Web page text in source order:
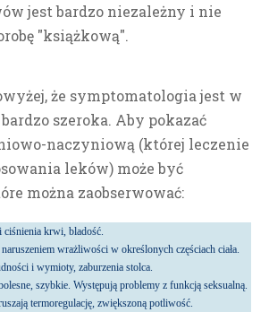
jest bardzo niezależny i nie
"książkową".
że symptomatologia jest w
szeroka. Aby pokazać
naczyniową (której leczenie
leków) może być
można zaobserwować:
ciśnienia krwi, bladość.
wrażliwości w określonych częściach ciała.
i wymioty, zaburzenia stolca.
szybkie. Występują problemy z funkcją seksualną.
termoregulację, zwiększoną potliwość.